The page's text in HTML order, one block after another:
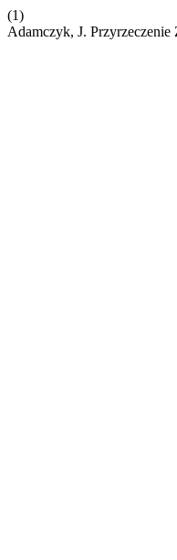
(1)
Adamczyk, J. Przyrzeczenie